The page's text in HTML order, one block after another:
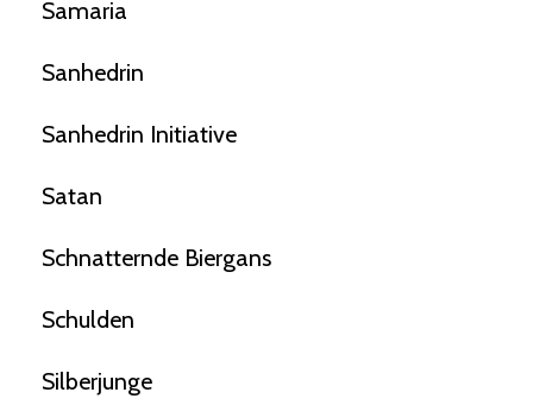
Samaria
Sanhedrin
Sanhedrin Initiative
Satan
Schnatternde Biergans
Schulden
Silberjunge